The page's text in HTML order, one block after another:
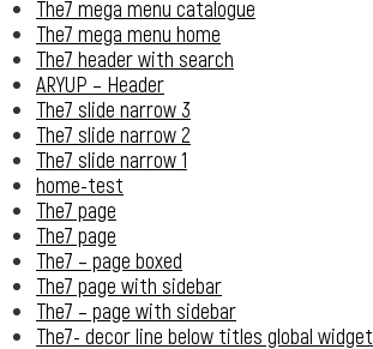
The7 mega menu catalogue
The7 mega menu home
The7 header with search
ARYUP – Header
The7 slide narrow 3
The7 slide narrow 2
The7 slide narrow 1
home-test
The7 page
The7 page
The7 – page boxed
The7 page with sidebar
The7 – page with sidebar
The7- decor line below titles global widget